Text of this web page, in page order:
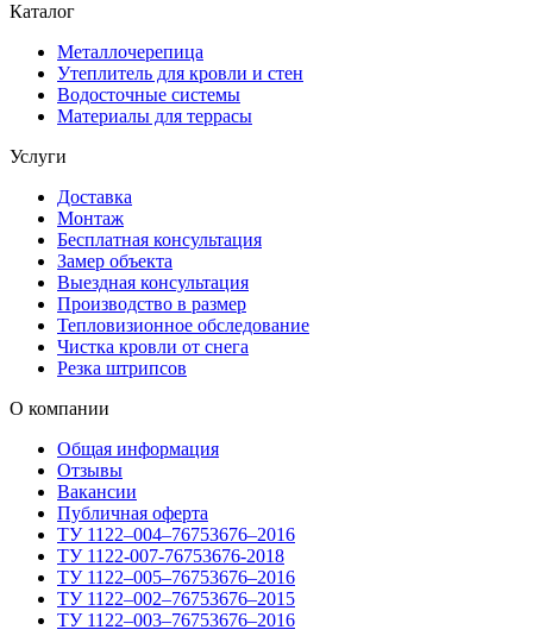
Каталог
Металлочерепица
Утеплитель для кровли и стен
Водосточные системы
Материалы для террасы
Услуги
Доставка
Монтаж
Бесплатная консультация
Замер объекта
Выездная консультация
Производство в размер
Тепловизионное обследование
Чистка кровли от снега
Резка штрипсов
О компании
Общая информация
Отзывы
Вакансии
Публичная оферта
ТУ 1122–004–76753676–2016
ТУ 1122-007-76753676-2018
ТУ 1122–005–76753676–2016
ТУ 1122–002–76753676–2015
ТУ 1122–003–76753676–2016